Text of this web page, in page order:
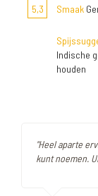
5,3 Smaak
Indische
houden
"Heel aparte
kunt noemen.